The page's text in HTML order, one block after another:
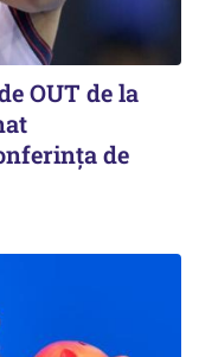
OUT de la
de